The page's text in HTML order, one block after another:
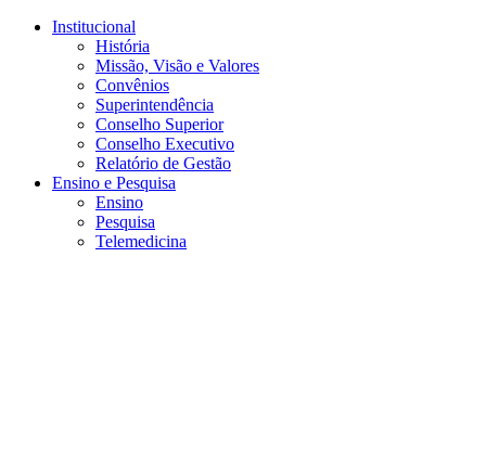
Conteúdo principal
Institucional
História
Missão, Visão e Valores
Convênios
Superintendência
Conselho Superior
Conselho Executivo
Relatório de Gestão
Ensino e Pesquisa
Ensino
Pesquisa
Telemedicina